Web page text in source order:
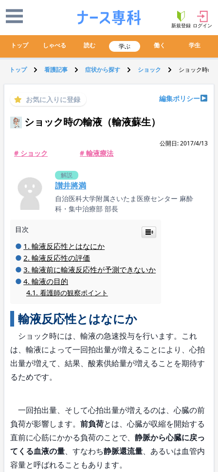
新規登録 ログイン
トップ しゃべる 読む 学ぶ 働く 学生
トップ 看護記事 症状から探す ショック ショック時の
お気に入りに登録 編集ポリシー
ショック時の輸液（輸液蘇生）
公開日: 2017/4/13
# ショック # 輸液療法
解説
讃井將満
自治医科大学附属さいたま医療センター 麻酔
科・集中治療部 部長
目次
輸液反応性とはなにか
輸液反応性の評価
輸液前に輸液反応性が予測できないか
輸液の目的
看護師の観察ポイント
輸液反応性とはなにか
ショック時には、輸液の急速投与を行います。これ
は、輸液によって一回拍出量が増えることにより、心拍
出量が増えて、結果、酸素供給量が増えることを期待す
るためです。
一回拍出量、そして心拍出量が増えるのは、心臓の前
負荷が影響します。 前負荷とは、心臓が収縮を開始する
直前に心筋にかかる負荷のことで、 静脈から心臓に戻っ
てくる血液の量、すなわち静脈還流量、あるいは血管内
容量と呼ばれることもあります。